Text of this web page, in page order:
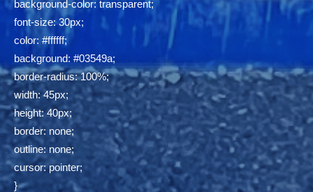
background-color: transparent;
font-size: 30px;
color: #ffffff;
background: #03549a;
border-radius: 100%;
width: 45px;
height: 40px;
border: none;
outline: none;
cursor: pointer;
}